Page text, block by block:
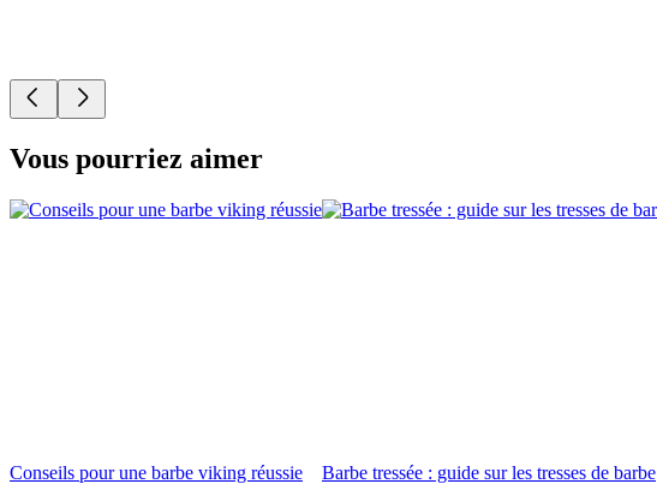
Vous pourriez aimer
Conseils pour une barbe viking réussie Barbe tressée : guide sur les tresses de barbe